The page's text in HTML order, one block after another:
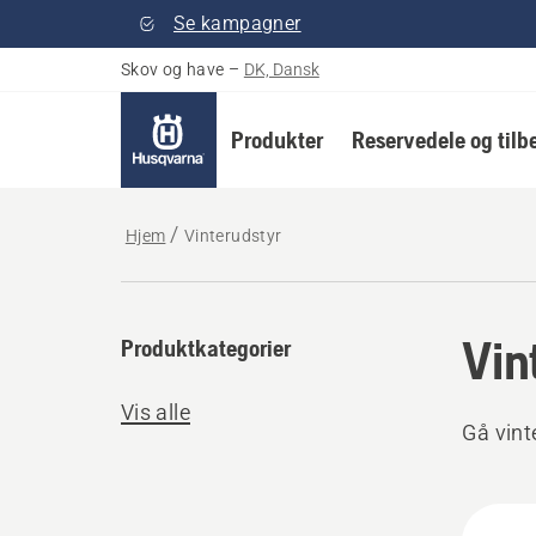
Se kampagner
Skov og have – DK, Dansk
Produkter Reservedele og
Hjem Vinterudstyr
Produktkategorier
Vis alle
Gå